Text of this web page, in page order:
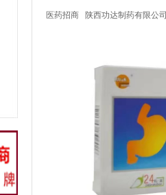
医药招商 陕西功达制药有限公